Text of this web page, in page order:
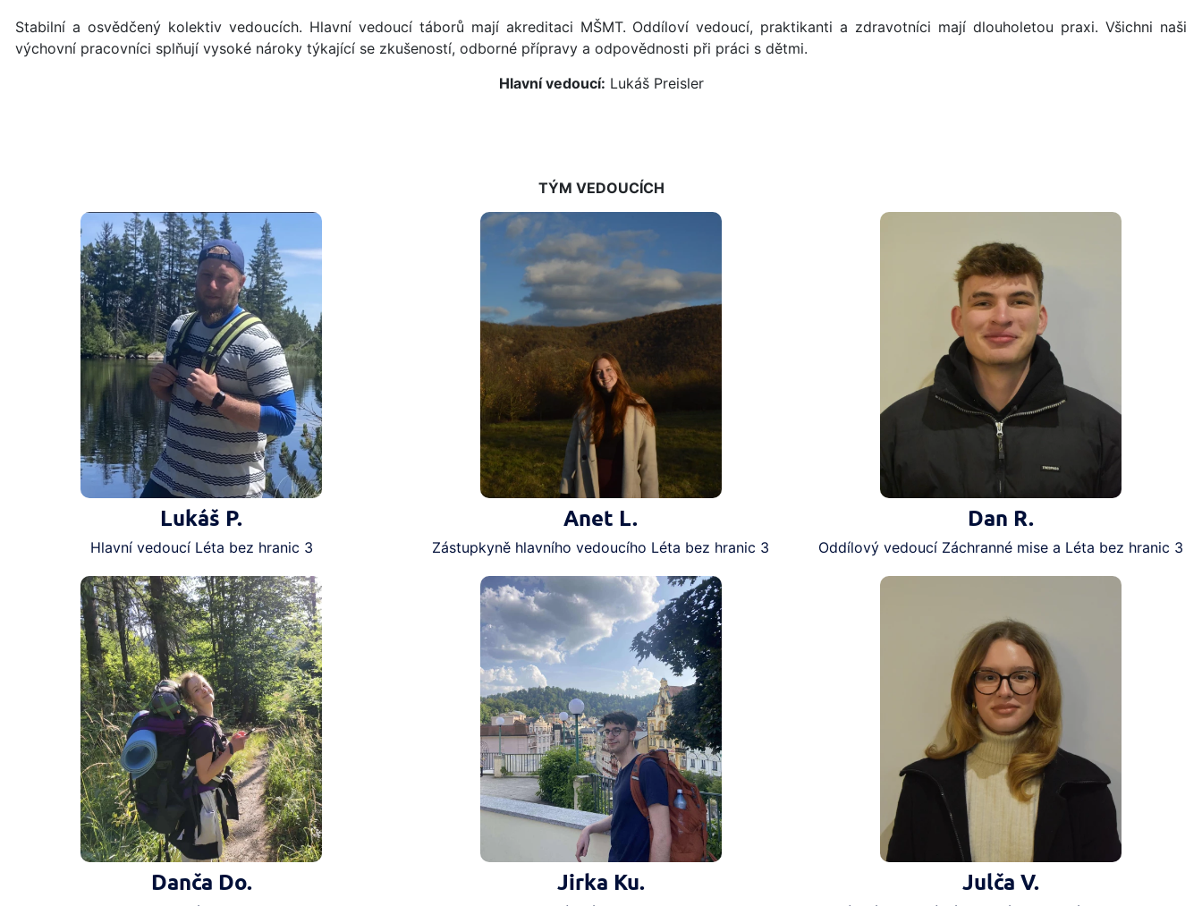
Stabilní a osvědčený kolektiv vedoucích. Hlavní vedoucí táborů mají akreditaci MŠMT. Oddíloví vedoucí, praktikanti a zdravotníci mají dlouholetou praxi. Všichni naši
výchovní pracovníci splňují vysoké nároky týkající se zkušeností, odborné přípravy a odpovědnosti při práci s dětmi.
Hlavní vedoucí: Lukáš Preisler
TÝM VEDOUCÍCH
Lukáš P.
Hlavní vedoucí Léta bez hranic 3
Anet L.
Zástupkyně hlavního vedoucího Léta bez hranic 3
Dan R.
Oddílový vedoucí Záchranné mise a Léta bez hranic 3
Danča Do. Jirka Ku. Julča V.